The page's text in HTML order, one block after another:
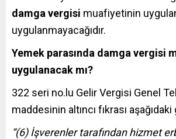
damga vergisi muafiyetinin
uygulanmayacağıdır.
Yemek parasında damga vergisi
uygulanacak mı?
322 seri no.lu Gelir Vergisi Genel
maddesinin altıncı fıkrası aşağıdaki
“(6) İşverenler tarafından hizmet